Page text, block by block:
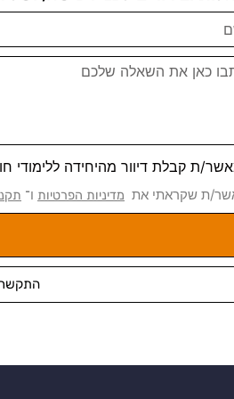
ת קבלת דיוור מהיחידה ללימודי
ת שקראתי את מדיניות הפרטיות ו־
התקשרו